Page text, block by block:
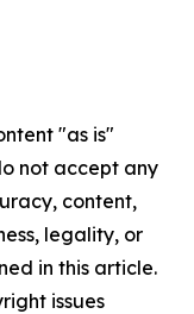
"as is"
not accept any
content,
legality, or
in this article.
issues